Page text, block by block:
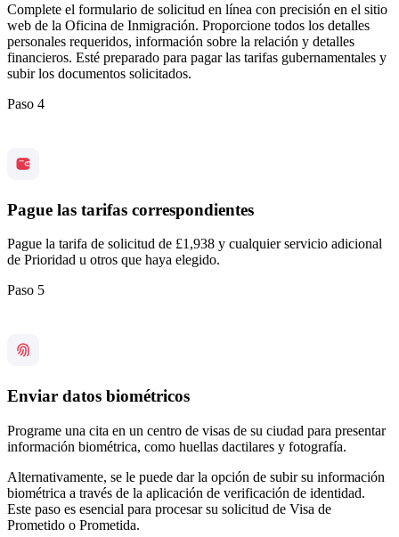
Complete el formulario de solicitud en línea con precisión en el sitio
web de la Oficina de Inmigración. Proporcione todos los detalles
personales requeridos, información sobre la relación y detalles
financieros. Esté preparado para pagar las tarifas gubernamentales y
subir los documentos solicitados.
Paso 4
Pague las tarifas correspondientes
Pague la tarifa de solicitud de £1,938 y cualquier servicio adicional
de Prioridad u otros que haya elegido.
Paso 5
Enviar datos biométricos
Programe una cita en un centro de visas de su ciudad para presentar
información biométrica, como huellas dactilares y fotografía.
Alternativamente, se le puede dar la opción de subir su información
biométrica a través de la aplicación de verificación de identidad.
Este paso es esencial para procesar su solicitud de Visa de
Prometido o Prometida.